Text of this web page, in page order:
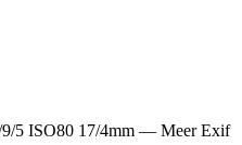
9/5 ISO80 17/4mm — Meer Exif